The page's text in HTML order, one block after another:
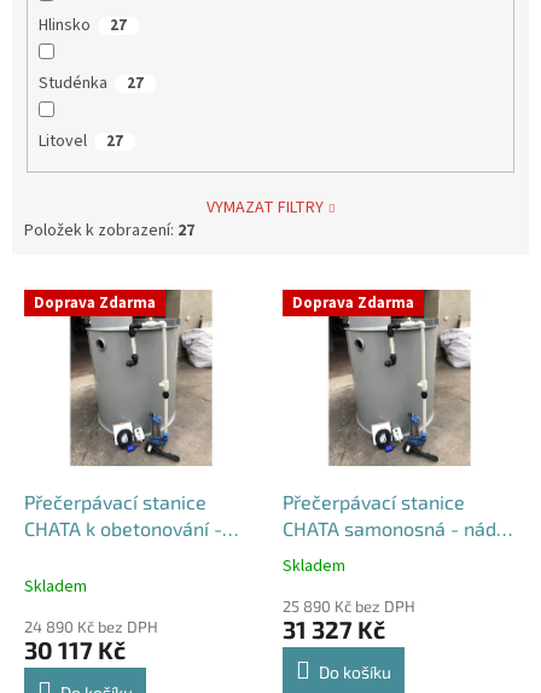
Hlinsko 27
Studénka 27
Litovel 27
VYMAZAT FILTRY
Položek k zobrazení: 27
V Doprava Zdarma
Přečerpávací stanice
CHATA k obetonování -
Skladem
24 890 Kč bez DPH
30 117 Kč
Doprava Zdarma
Přečerpávací stanice
CHATA samonosná - nádrž
1m3
Průměrné
produktu
je
5,0
Skladem
25 890 Kč bez DPH
31 327 Kč
Do košíku